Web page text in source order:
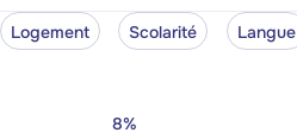
Logement Scolarité Langue
8%